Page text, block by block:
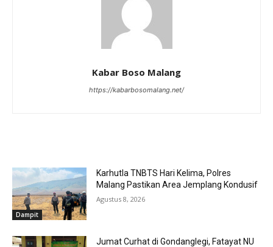
Kabar Boso Malang
https://kabarbosomalang.net/
Dampit
Karhutla TNBTS Hari Kelima, Polres
Malang Pastikan Area Jemplang Kondusif
Agustus 8, 2026
Jumat Curhat di Gondanglegi, Fatayat NU